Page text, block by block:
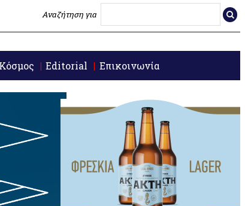
Αναζήτηση για
Κόσμος Editorial Επικοινωνία